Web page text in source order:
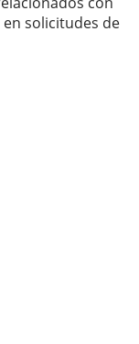
solicitudes de